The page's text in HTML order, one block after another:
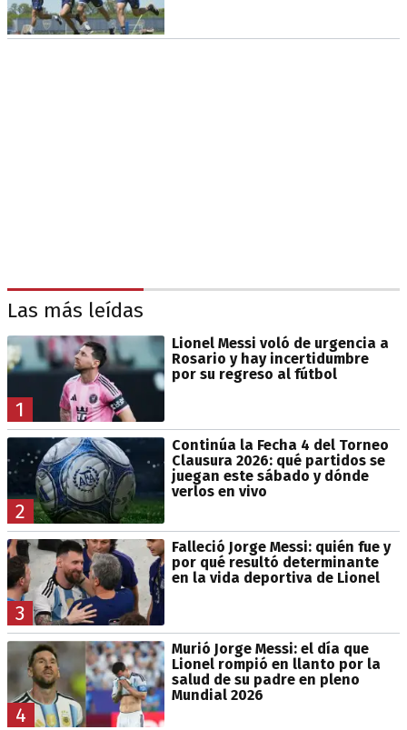
Las más leídas
1
Lionel Messi voló de urgencia a
Rosario y hay incertidumbre
por su regreso al fútbol
2
Continúa la Fecha 4 del Torneo
Clausura 2026: qué partidos se
juegan este sábado y dónde
verlos en vivo
3
Falleció Jorge Messi: quién fue y
por qué resultó determinante
en la vida deportiva de Lionel
4
Murió Jorge Messi: el día que
Lionel rompió en llanto por la
salud de su padre en pleno
Mundial 2026